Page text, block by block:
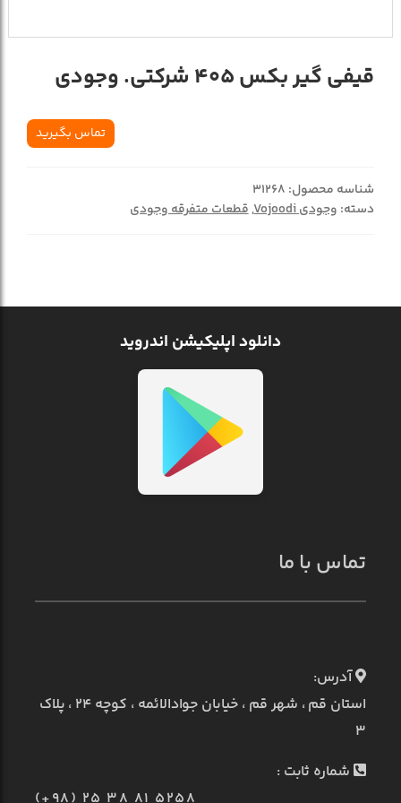
قیفی گیر بکس 405 شرکتی. وجودی
تماس بگیرید
شناسه محصول: 31268
دسته: وجودی Vojoodi ,قطعات متفرقه وجودی
دانلود اپلیکیشن اندروید
تماس با ما
آدرس:
استان قم ، شهر قم ، خیابان جوادالائمه ، کوچه ۲۴ ، پلاک
۳
شماره ثابت :